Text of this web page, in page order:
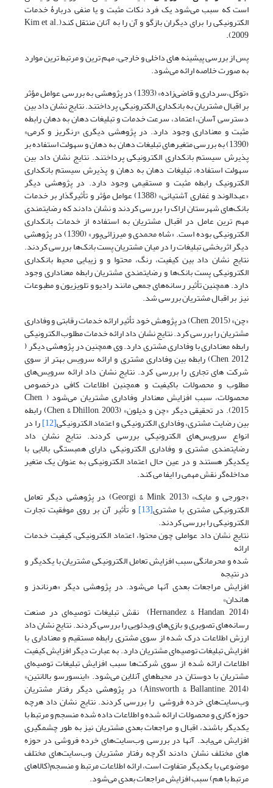
است که سبب می‌شود یک فرد نکات مثبت و یا منفی دربارۀ خدمات
الکترونیکی را برای دیگران بازگو و آن را به آنان منتقل کند(Kim et al.,
2009).
پس از بررسی پیشینه های داخلی و خارجی، مهم ترین و مرتبط ترین موارد
به صورت خلاصه ارائه می‌شود.
«توکل،سرداری و قاضی‌زاده» (1393) در پژوهشی به بررسی عوامل مؤثر
بر اقبال مشتریان به بانکداری الکترونیکی پرداختند. نتایج نشان داد بین
دسترسی آسان، اعتماد، سرعت خدمات و تبلیغات دهان به دهان رابطه
مثبت و معناداری وجود دارد. در پژوهشی دیگری «رنگریز و کرمی»
(1390) به بررسی متغیرهای تبلیغات دهان به دهان و سهولت استفاده بر
پذیرش سیستم بانکداری الکترونیکی پرداختند. نتایج نشان داد بین
سهولت استفاده، تبلیغات دهان به دهان و پذیرش سیستم بانکداری
الکترونیک رابطه مثبت و مستقیمی وجود دارد. در پژوهشی دیگر
«عبدالوند و غفاری آشتیانی» (1388) عوامل مؤثر و تأثیرگذار بر خدمات
بانک‌های شهرستان اراک را بررسی کردند و نشان دادند که رضایتمندی
مهم ترین عامل در اقبال مشتریان به استفاده از خدمات بانکداری
الکترونیکی بوده است. «شاه محمدی و میرزائی‌پور» (1390) در پژوهشی
دیگر اثربخشی تبلیغات را در میان مشتریان پست‌ بانک‌ها بررسی کردند.
نتایج نشان داد بین کیفیت، رنگ، محتوا و و زیبایی محیط بانکداری
الکترونیکی پست بانک‌ها و رضایتمندی مشتریان رابطه معناداری وجود
دارد. همچنین تأثیر رسانه‌های جمعی مانند رادیو و تلویزیون و مطبوعات
نیز بر اقبال مشتریان بررسی شد.
«چن» (Chen, 2015) در پژوهش خود تأثیر ارائه خدمات رقابتی و وفاداری
مشتریان را بررسی کرد. نتایج نشان داد ارائه خدمات مطلوب الکترونیکی
رابطه معناداری با وفاداری مشتری دارد. وی همچنین در پژوهشی دیگر (
Chen, 2012) رابطه بین وفاداری مشتری و ارائه سرویس بهتر از سوی
شرکت های تجاری را بررسی کرد. نتایج نشان داد ارائه سرویس‌های
مطلوب و محصولات باکیفیت و همچنین اطلاعات کافی درخصوص
محصولات، سبب افزایش معنادار وفاداری مشتریان می‌شود ( Chen,
2015). در تحقیقی دیگر «چن و دیلون» (Chen & Dhillon, 2003) رابطه
بین رضایت مشتری، وفاداری الکترونیکی و اعتماد الکترونیکی[12] را در
انواع سرویس‌های الکترونیکی بررسی کردند. نتایج نشان داد
رضایتمندی مشتری و وفاداری الکترونیکی دارای همبستگی بالایی با
یکدیگر هستند و در عین حال اعتماد الکترونیکی به عنوان یک متغیر
مداخله‌گر نقش مهمی را ایفا می کند.
«جورجی و مایک» (Georgi & Mink, 2013) در پژوهشی دیگر تعامل
الکترونیکی مشتری با مشتری[13] و تأثیر آن بر روی موفقیت تجارت
الکترونیکی را بررسی کردند.
نتایج نشان داد عواملی چون محتوا، اعتماد الکترونیکی، کیفیت خدمات
ارائه
شده و محرمانگی سبب افزایش تعامل الکترونیکی مشتریان با یکدیگر و
در نتیجه
افزایش مراجعات بعدی آنها می‌شود. در پژوهشی دیگر «هرناندز و
هاندان»
(Hernandez & Handan, 2014) نقش تبلیغات توصیه‌ای در صنعت
رسانه‌های تصویری و بازی‌های ویدئویی را بررسی کردند. نتایج نشان داد
ارزش اطلاعات درک شده از سوی مشتری رابطه مستقیم و معناداری با
افزایش تبلیغات توصیه‌ای مشتریان دارد. به عبارت دیگر افزایش کیفیت
اطلاعات ارائه شده از سوی شرکت‌ها سبب افزایش تبلیغات توصیه‌ای
مشتریان با دوستان در محیط‌های آنلاین می‌شود. «اینسورسو بالانتین»
(Ainsworth & Ballantine, 2014) در پژوهشی دیگر رفتار مشتریان
وب‌سایت‌های خرده فروشی را بررسی کردند. نتایج نشان داد هرچه
حوزه کاری و محصولات ارائه شده و اطلاعات داده شده منسجم و مرتبط با
یکدیگر باشند، اقبال و مراجعات بعدی مشتریان نیز به طور چشمگیری
افزایش می‌یابد. آنها در بررسی وب‌سایت‌های خرده فروشی در حوزه
های مختلف نشان دادند اگرچه رفتار مشتریان وب‌سایت‌های مختلف
موضوعی با یکدیگر متفاوت است، ارائه اطلاعات مرتبط و منسجم(کالاهای
مرتبط با هم) سبب افزایش مراجعات بعدی می‌شود.